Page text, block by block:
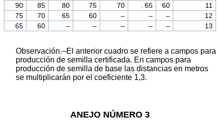
90
85 80 75 70 . 65 60
11
75
70 65 60 – – –
12
65
60 – – – – – 13
Observación.–El anterior cuadro se refiere a campos para
producción de semilla certificada. En campos para
producción de semilla de base las distancias en metros
se multiplicarán por el coeficiente 1,3.
ANEJO NÚMERO 3